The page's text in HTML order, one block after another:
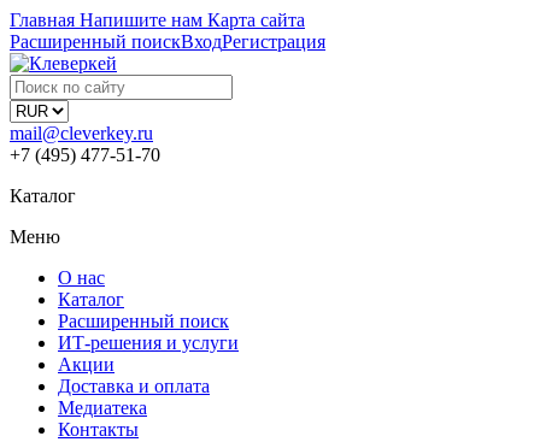
Главная Напишите нам Карта сайта
Расширенный поискВходРегистрация
mail@cleverkey.ru
+7 (495) 477-51-70
Каталог
Меню
О нас
Каталог
Расширенный поиск
ИТ-решения и услуги
Акции
Доставка и оплата
Медиатека
Контакты